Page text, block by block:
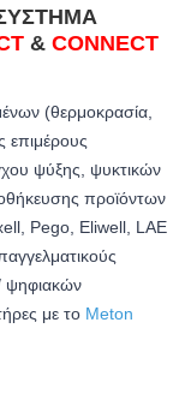
& CONNECT
(θερμοκρασία,
επιμέρους
ψύξης, ψυκτικών
προϊόντων
Pego, Eliwell, LAE
ψηφιακών
με το Meton